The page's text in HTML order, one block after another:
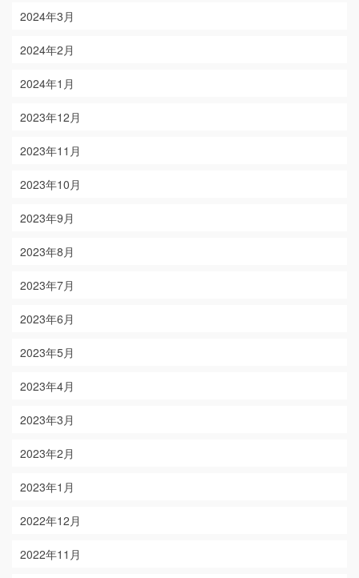
2024年3月
2024年2月
2024年1月
2023年12月
2023年11月
2023年10月
2023年9月
2023年8月
2023年7月
2023年6月
2023年5月
2023年4月
2023年3月
2023年2月
2023年1月
2022年12月
2022年11月